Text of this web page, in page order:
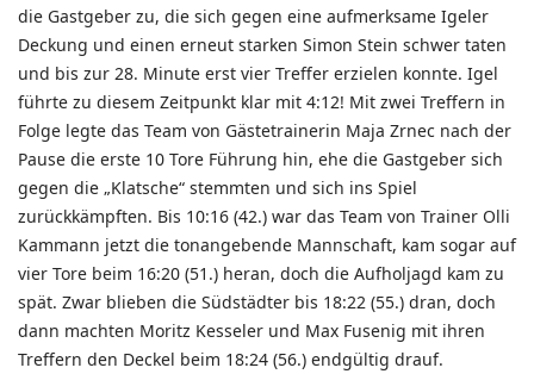
die Gastgeber zu, die sich gegen eine aufmerksame Igeler
Deckung und einen erneut starken Simon Stein schwer taten
und bis zur 28. Minute erst vier Treffer erzielen konnte. Igel
führte zu diesem Zeitpunkt klar mit 4:12! Mit zwei Treffern in
Folge legte das Team von Gästetrainerin Maja Zrnec nach der
Pause die erste 10 Tore Führung hin, ehe die Gastgeber sich
gegen die „Klatsche“ stemmten und sich ins Spiel
zurückkämpften. Bis 10:16 (42.) war das Team von Trainer Olli
Kammann jetzt die tonangebende Mannschaft, kam sogar auf
vier Tore beim 16:20 (51.) heran, doch die Aufholjagd kam zu
spät. Zwar blieben die Südstädter bis 18:22 (55.) dran, doch
dann machten Moritz Kesseler und Max Fusenig mit ihren
Treffern den Deckel beim 18:24 (56.) endgültig drauf.